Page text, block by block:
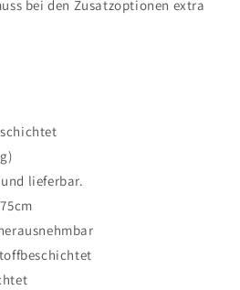
bei den Zusatzoptionen extra
lieferbar.